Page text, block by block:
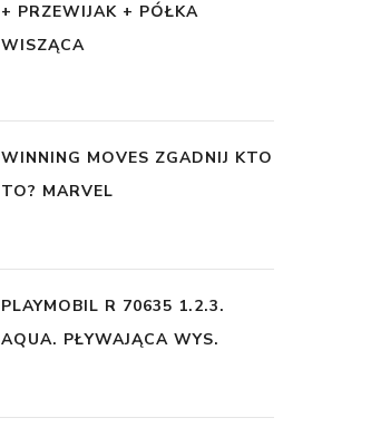
+ PRZEWIJAK + PÓŁKA
WISZĄCA
WINNING MOVES ZGADNIJ KTO
TO? MARVEL
PLAYMOBIL R 70635 1.2.3.
AQUA. PŁYWAJĄCA WYS.